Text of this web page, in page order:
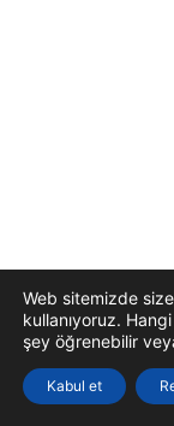
Web sitemizde
kullanıyoruz.
şey öğrenebilir
Kabul et